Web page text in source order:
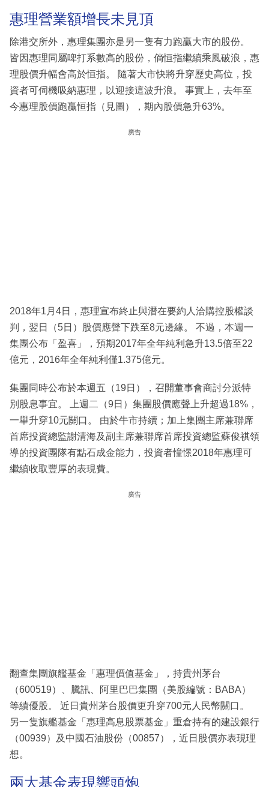
惠理營業額增長未見頂
除港交所外，惠理集團亦是另一隻有力跑贏大市的股份。
皆因惠理同屬啤打系數高的股份，倘恒指繼續乘風破浪，惠
理股價升幅會高於恒指。 隨著大市快將升穿歷史高位，投
資者可伺機吸納惠理，以迎接這波升浪。 事實上，去年至
今惠理股價跑贏恒指（見圖），期內股價急升63%。
廣告
2018年1月4日，惠理宣布終止與潛在要約人洽購控股權談
判，翌日（5日）股價應聲下跌至8元邊緣。 不過，本週一
集團公布「盈喜」，預期2017年全年純利急升13.5倍至22
億元，2016年全年純利僅1.375億元。
集團同時公布於本週五（19日），召開董事會商討分派特
別股息事宜。 上週二（9日）集團股價應聲上升超過18%，
一舉升穿10元關口。 由於牛市持續；加上集團主席兼聯席
首席投資總監謝清海及副主席兼聯席首席投資總監蘇俊祺領
導的投資團隊有點石成金能力，投資者憧憬2018年惠理可
繼續收取豐厚的表現費。
廣告
翻查集團旗艦基金「惠理價值基金」，持貴州茅台
（600519）、騰訊、阿里巴巴集團（美股編號：BABA）
等績優股。 近日貴州茅台股價更升穿700元人民幣關口。
另一隻旗艦基金「惠理高息股票基金」重倉持有的建設銀行
（00939）及中國石油股份（00857），近日股價亦表現理
想。
兩大基金表現響頭炮